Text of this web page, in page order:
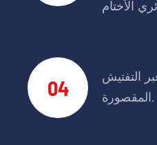
04
التفتيش
المقصورة.